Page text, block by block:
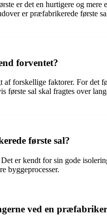
er det en hurtigere og
er præfabrikerede første
forventet?
forskellige faktorer. For det
første sal skal fragtes over
første sal?
er kendt for sin gode
byggeprocesser.
ved en